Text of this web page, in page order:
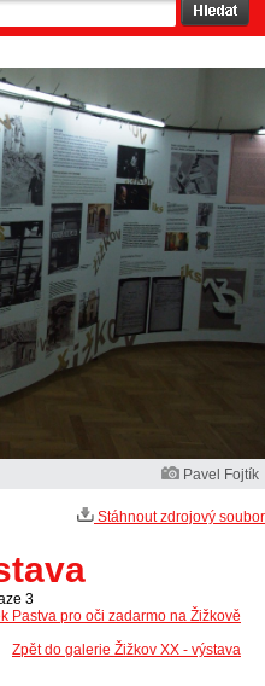
Pavel Fojtík
Stáhnout zdrojový soubor
3
Pastva pro oči zadarmo na Žižkově
Zpět do galerie Žižkov XX - výstava